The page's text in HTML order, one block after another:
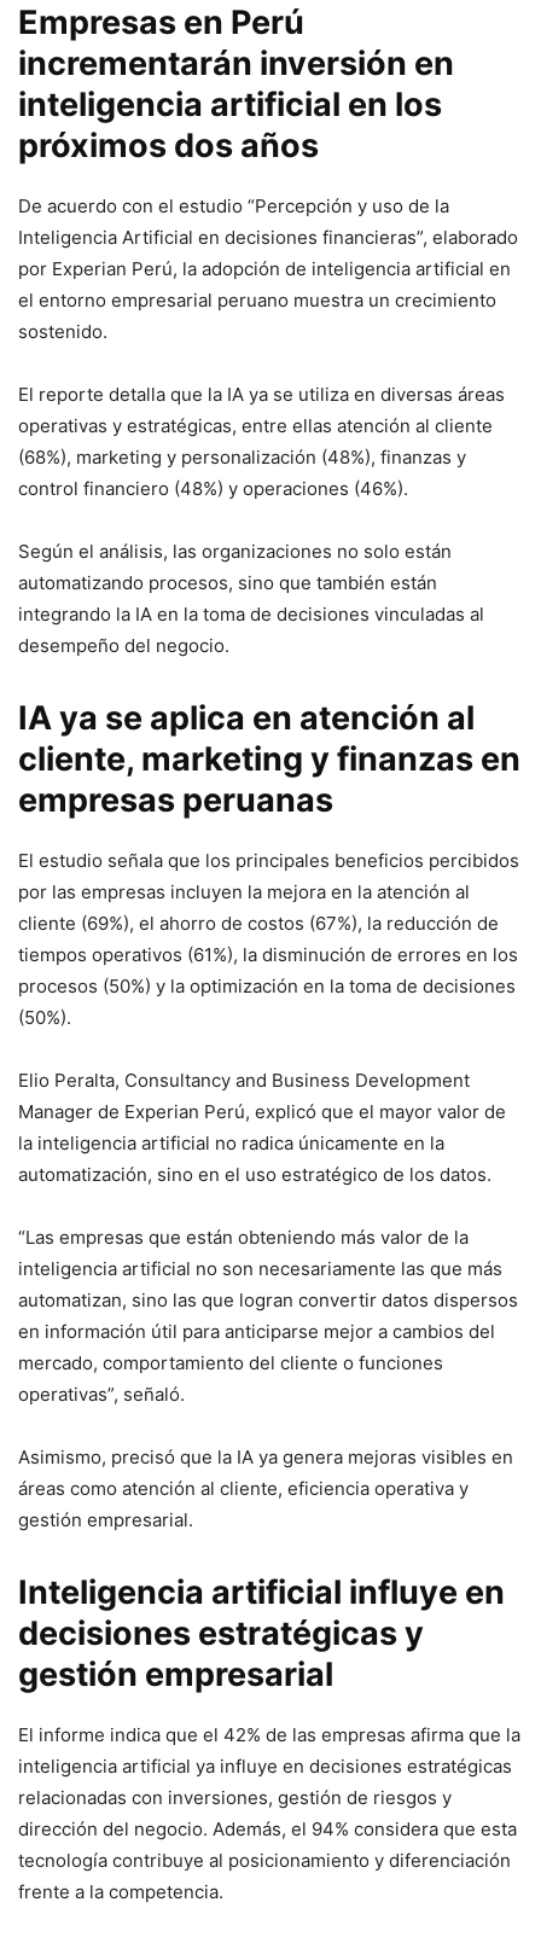
Empresas en Perú
incrementarán inversión en
inteligencia artificial en los
próximos dos años
De acuerdo con el estudio “Percepción y uso de la
Inteligencia Artificial en decisiones financieras”, elaborado
por Experian Perú, la adopción de inteligencia artificial en
el entorno empresarial peruano muestra un crecimiento
sostenido.
El reporte detalla que la IA ya se utiliza en diversas áreas
operativas y estratégicas, entre ellas atención al cliente
(68%), marketing y personalización (48%), finanzas y
control financiero (48%) y operaciones (46%).
Según el análisis, las organizaciones no solo están
automatizando procesos, sino que también están
integrando la IA en la toma de decisiones vinculadas al
desempeño del negocio.
IA ya se aplica en atención al
cliente, marketing y finanzas en
empresas peruanas
El estudio señala que los principales beneficios percibidos
por las empresas incluyen la mejora en la atención al
cliente (69%), el ahorro de costos (67%), la reducción de
tiempos operativos (61%), la disminución de errores en los
procesos (50%) y la optimización en la toma de decisiones
(50%).
Elio Peralta, Consultancy and Business Development
Manager de Experian Perú, explicó que el mayor valor de
la inteligencia artificial no radica únicamente en la
automatización, sino en el uso estratégico de los datos.
“Las empresas que están obteniendo más valor de la
inteligencia artificial no son necesariamente las que más
automatizan, sino las que logran convertir datos dispersos
en información útil para anticiparse mejor a cambios del
mercado, comportamiento del cliente o funciones
operativas”, señaló.
Asimismo, precisó que la IA ya genera mejoras visibles en
áreas como atención al cliente, eficiencia operativa y
gestión empresarial.
Inteligencia artificial influye en
decisiones estratégicas y
gestión empresarial
El informe indica que el 42% de las empresas afirma que la
inteligencia artificial ya influye en decisiones estratégicas
relacionadas con inversiones, gestión de riesgos y
dirección del negocio. Además, el 94% considera que esta
tecnología contribuye al posicionamiento y diferenciación
frente a la competencia.